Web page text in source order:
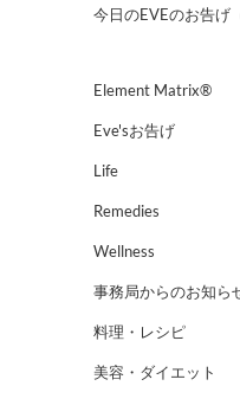
今日のEVEのお告げ
Element Matrix®
Eve'sお告げ
Life
Remedies
Wellness
事務局からのお知ら
料理・レシピ
美容・ダイエット